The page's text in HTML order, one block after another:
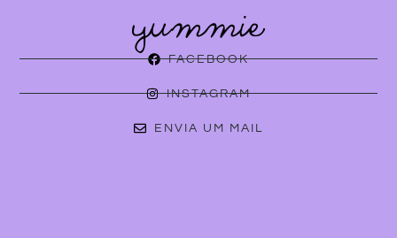
FACEBOOK
INSTAGRAM
ENVIA UM MAIL